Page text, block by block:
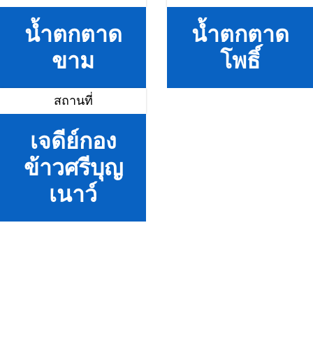
น้ำตกตาด
ขาม
น้ำตกตาด
โพธิ์
สถานที่
เจดีย์กอง
ข้าวศรีบุญ
เนาว์